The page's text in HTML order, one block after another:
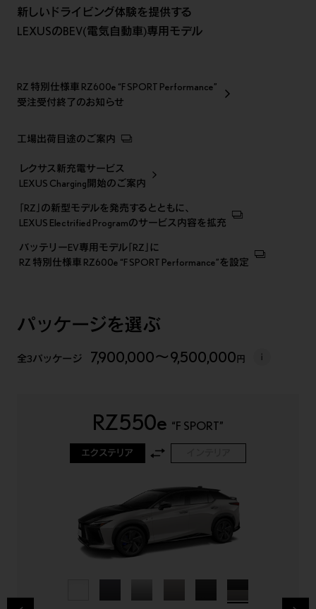
オプション
価格表
パッケージ別
主要装備一覧
マットクリア塗装
販売店検索
見積りシミュレーション
試乗予約
新しいドライビング体験を提供する
LEXUSのBEV(電気自動車)専用モデル
RZ 特別仕様車 RZ600e “F SPORT Performance”
受注受付終了のお知らせ
工場出荷目途のご案内
レクサス新充電サービス
LEXUS Charging開始のご案内
「RZ」の新型モデルを発売するとともに、
LEXUS Electrified Programのサービス内容を拡充
バッテリーEV専用モデル「RZ」に
RZ 特別仕様車 RZ600e “F SPORT Performance”を設定
パッケージを選ぶ
全3パッケージ 7,900,000～9,500,000円
RZ550e “F SPORT”
エクステリア